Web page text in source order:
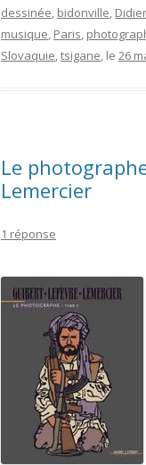
dessinée, bidonville,
musique, Paris,
Slovaquie,tsigane, le 26
Le
Lemercier
1 réponse